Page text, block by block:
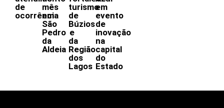
de
ocorrência
mês
em
São
Pedro
da
Aldeia
turismo
de
Búzios
e
da
Região
dos
Lagos
em
evento
de
inovação
na
capital
do
Estado